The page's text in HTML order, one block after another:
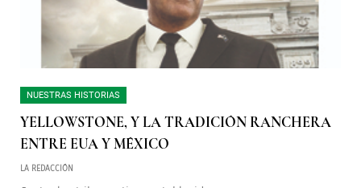
NUESTRAS HISTORIAS
YELLOWSTONE, Y LA TRADICIÓN RANCHERA
ENTRE EUA Y MÉXICO
LA REDACCIÓN